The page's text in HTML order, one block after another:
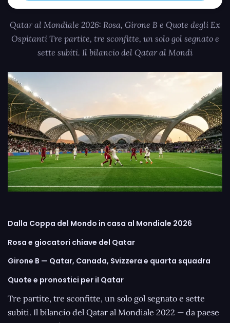
Qatar al Mondiale 2026: Rosa, Girone B e Quote degli Ex
Ospitanti Tre partite, tre sconfitte, un solo gol segnato e
sette subiti. Il bilancio del Qatar al Mondi
Dalla Coppa del Mondo in casa al Mondiale 2026
Rosa e giocatori chiave del Qatar
Girone B — Qatar, Canada, Svizzera e quarta squadra
Quote e pronostici per il Qatar
Tre partite, tre sconfitte, un solo gol segnato e sette
subiti. Il bilancio del Qatar al Mondiale 2022 — da paese